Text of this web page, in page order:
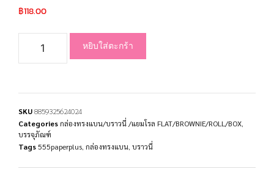
฿118.00
หยิบใส่ตะกร้า
SKU8859325624024
Categoriesกล่องทรงแบน/บราวนี่ /แยมโรล FLAT/BROWNIE/ROLL/BOX
บรรจุภัณฑ์
Tags555paperplus กล่องทรงแบน บราวนี่